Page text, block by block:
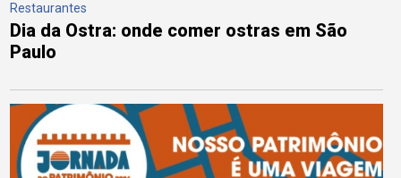
Restaurantes
Dia da Ostra: onde comer ostras em São
Paulo